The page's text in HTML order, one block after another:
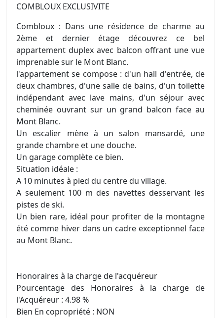
COMBLOUX EXCLUSIVITE
Combloux : Dans une résidence de charme au
2ème et dernier étage découvrez ce bel
appartement duplex avec balcon offrant une vue
imprenable sur le Mont Blanc.
l'appartement se compose : d'un hall d'entrée, de
deux chambres, d'une salle de bains, d'un toilette
indépendant avec lave mains, d'un séjour avec
cheminée ouvrant sur un grand balcon face au
Mont Blanc.
Un escalier mène à un salon mansardé, une
grande chambre et une douche.
Un garage complète ce bien.
Situation idéale :
A 10 minutes à pied du centre du village.
A seulement 100 m des navettes desservant les
pistes de ski.
Un bien rare, idéal pour profiter de la montagne
été comme hiver dans un cadre exceptionnel face
au Mont Blanc.
Honoraires à la charge de l'acquéreur
Pourcentage des Honoraires à la charge de
l'Acquéreur : 4.98 %
Bien En copropriété : NON